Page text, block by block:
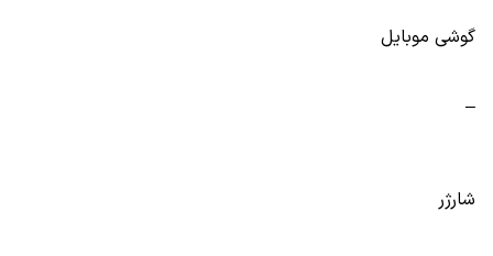
گوشی موبایل
–
شارژر